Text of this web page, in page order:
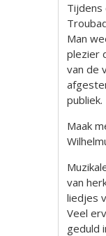
Tijdens
Man
plezier
van de
publiek.
Maak
van
liedjes
Veel
geduld